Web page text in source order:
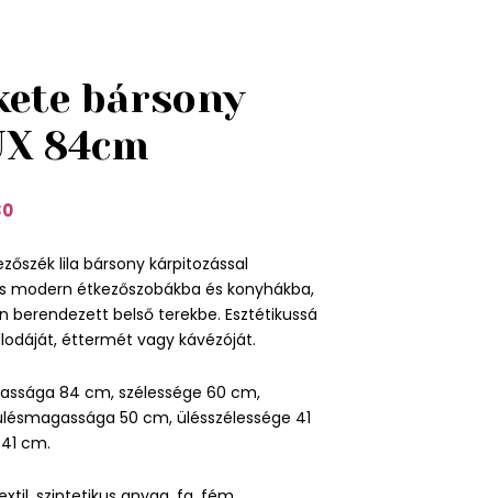
bársony
84cm
lila bársony kárpitozással
modern étkezőszobákba és konyhákba,
berendezett belső terekbe. Esztétikussá
éttermét vagy kávézóját.
84 cm, szélessége 60 cm,
50 cm, ülésszélessége 41
cm.